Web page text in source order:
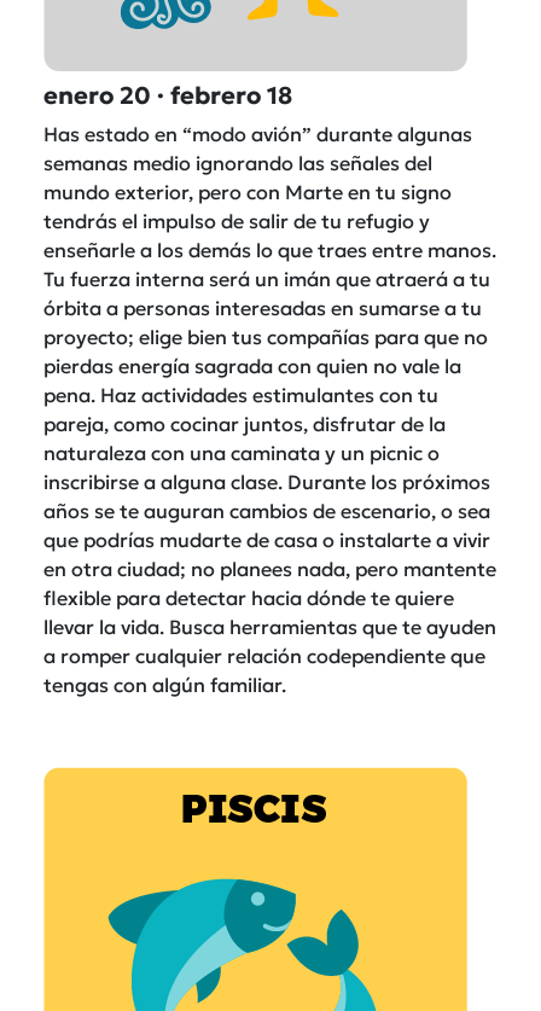
enero 20 · febrero 18
Has estado en “modo avión” durante algunas
semanas medio ignorando las señales del
mundo exterior, pero con Marte en tu signo
tendrás el impulso de salir de tu refugio y
enseñarle a los demás lo que traes entre manos.
Tu fuerza interna será un imán que atraerá a tu
órbita a personas interesadas en sumarse a tu
proyecto; elige bien tus compañías para que no
pierdas energía sagrada con quien no vale la
pena. Haz actividades estimulantes con tu
pareja, como cocinar juntos, disfrutar de la
naturaleza con una caminata y un picnic o
inscribirse a alguna clase. Durante los próximos
años se te auguran cambios de escenario, o sea
que podrías mudarte de casa o instalarte a vivir
en otra ciudad; no planees nada, pero mantente
flexible para detectar hacia dónde te quiere
llevar la vida. Busca herramientas que te ayuden
a romper cualquier relación codependiente que
tengas con algún familiar.